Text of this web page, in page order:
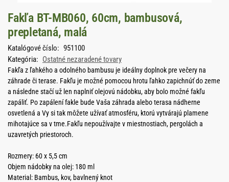
Fakľa BT-MB060, 60cm, bambusová,
prepletaná, malá
Katalógové číslo: 951100
Kategória: Ostatné nezaradené tovary
Fakľa z ľahkého a odolného bambusu je ideálny doplnok pre večery na
záhrade či terase. Fakľu je možné pomocou hrotu ľahko zapichnúť do zeme
a následne stačí už len naplniť olejovú nádobku, aby bolo možné fakľu
zapáliť. Po zapálení fakle bude Vaša záhrada alebo terasa nádherne
osvetlená a Vy si tak môžete užívať atmosféru, ktorú vytvárajú plamene
mihotajúce sa v tme.Fakľu nepoužívajte v miestnostiach, pergolách a
uzavretých priestoroch.
Rozmery: 60 x 5,5 cm
Objem nádobky na olej: 180 ml
Material: Bambus, kov, bavlnený knot